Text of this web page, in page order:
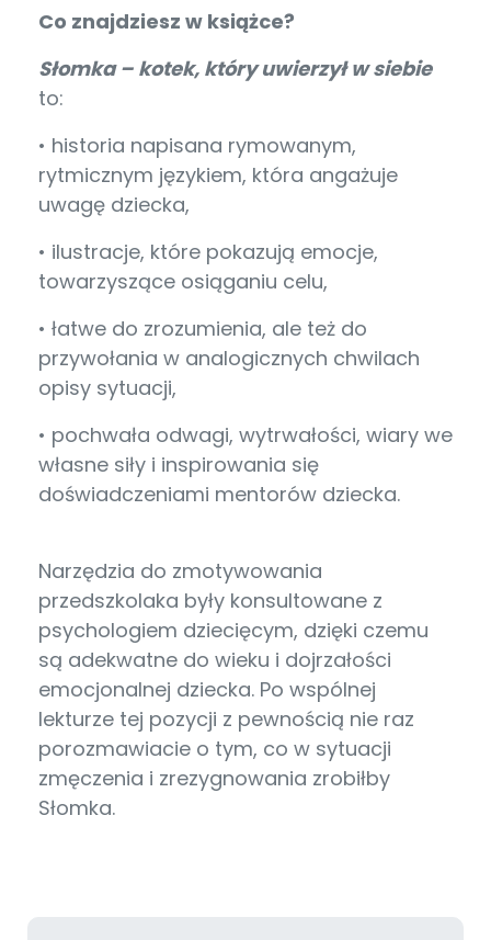
Co znajdziesz w książce?
Słomka – kotek, który uwierzył w siebie
to:
• historia napisana rymowanym,
rytmicznym językiem, która angażuje
uwagę dziecka,
• ilustracje, które pokazują emocje,
towarzyszące osiąganiu celu,
• łatwe do zrozumienia, ale też do
przywołania w analogicznych chwilach
opisy sytuacji,
• pochwała odwagi, wytrwałości, wiary we
własne siły i inspirowania się
doświadczeniami mentorów dziecka.
Narzędzia do zmotywowania
przedszkolaka były konsultowane z
psychologiem dziecięcym, dzięki czemu
są adekwatne do wieku i dojrzałości
emocjonalnej dziecka. Po wspólnej
lekturze tej pozycji z pewnością nie raz
porozmawiacie o tym, co w sytuacji
zmęczenia i zrezygnowania zrobiłby
Słomka.